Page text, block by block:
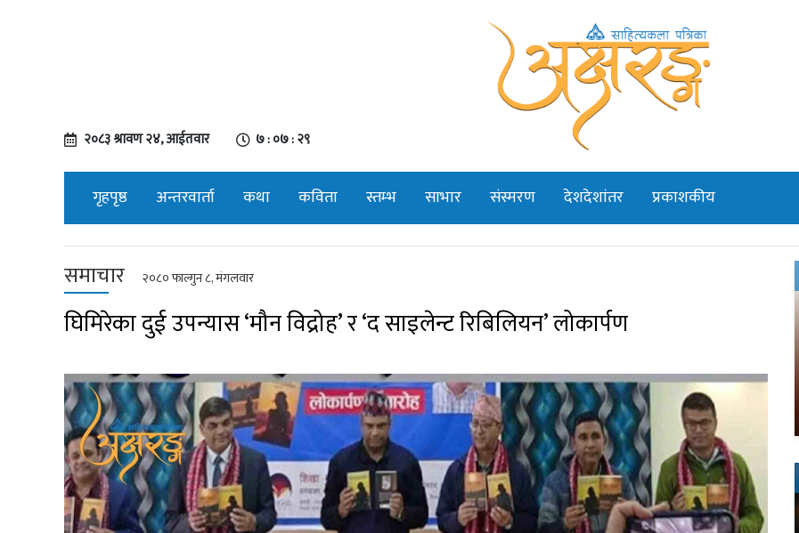
२०८३ श्रावण २४, आईतवार ७ : ०७ : ३०
गृहपृष्ठ अन्तरवार्ता कथा कविता स्तम्भ साभार संस्मरण देशदेशांतर प्रकाशकीय
समाचार २०८० फाल्गुन ८, मंगलवार
घिमिरेका दुई उपन्यास ‘मौन विद्रोह’ र ‘द साइलेन्ट रिबिलियन’ लोकार्पण